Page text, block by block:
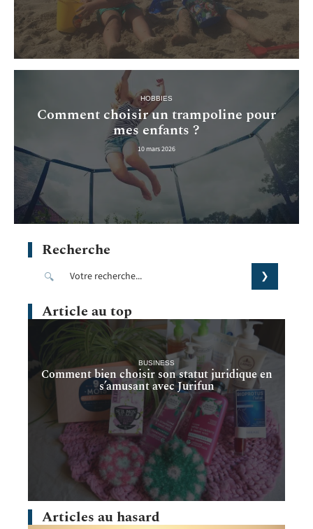
HOBBIES
Comment choisir un trampoline pour
mes enfants ?
10 mars 2026
Recherche
Article au top
BUSINESS
Comment bien choisir son statut juridique en
s’amusant avec Jurifun
Articles au hasard